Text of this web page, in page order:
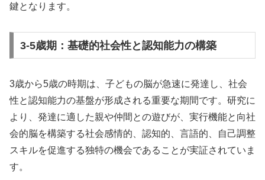
鍵となります。
3-5歳期：基礎的社会性と認知能力の構築
3歳から5歳の時期は、子どもの脳が急速に発達し、社会
性と認知能力の基盤が形成される重要な期間です。研究に
より、発達に適した親や仲間との遊びが、実行機能と向社
会的脳を構築する社会感情的、認知的、言語的、自己調整
スキルを促進する独特の機会であることが実証されていま
す。